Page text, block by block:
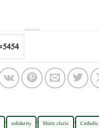
Catholic
,
Shiite cleric
,
solidarity
,